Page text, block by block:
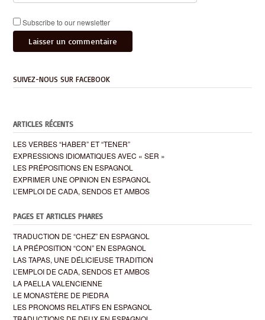
Subscribe to our newsletter
SUIVEZ-NOUS SUR FACEBOOK
ARTICLES RÉCENTS
LES VERBES “HABER” ET “TENER”
EXPRESSIONS IDIOMATIQUES AVEC « SER »
LES PRÉPOSITIONS EN ESPAGNOL
EXPRIMER UNE OPINION EN ESPAGNOL
L’EMPLOI DE CADA, SENDOS ET AMBOS
PAGES ET ARTICLES PHARES
TRADUCTION DE “CHEZ” EN ESPAGNOL
LA PRÉPOSITION “CON” EN ESPAGNOL
LAS TAPAS, UNE DÉLICIEUSE TRADITION
L’EMPLOI DE CADA, SENDOS ET AMBOS
LA PAELLA VALENCIENNE
LE MONASTÈRE DE PIEDRA
LES PRONOMS RELATIFS EN ESPAGNOL